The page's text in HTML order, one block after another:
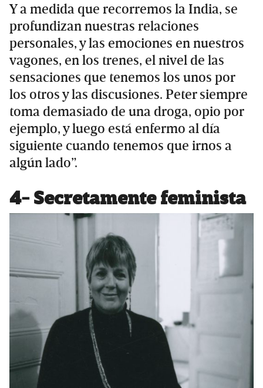
Y a medida que recorremos la India, se
profundizan nuestras relaciones
personales, y las emociones en nuestros
vagones, en los trenes, el nivel de las
sensaciones que tenemos los unos por
los otros y las discusiones. Peter siempre
toma demasiado de una droga, opio por
ejemplo, y luego está enfermo al día
siguiente cuando tenemos que irnos a
algún lado”.
4- Secretamente feminista